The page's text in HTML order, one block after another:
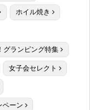
ホイル焼き
グランピング特集
女子会セレクト
ペーン